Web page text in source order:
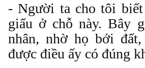
- Người ta cho tôi
giấu ở chỗ này. Bây
nhân, nhờ họ bới
được điều ấy có đúng